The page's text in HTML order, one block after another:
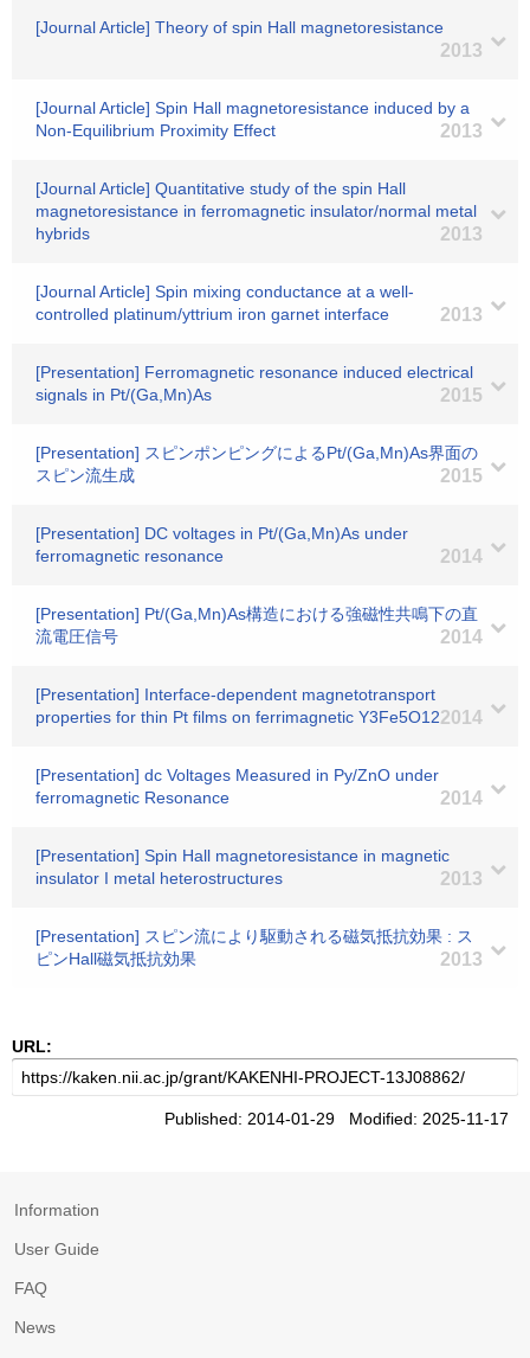
[Journal Article] Theory of spin Hall magnetoresistance
2013
[Journal Article] Spin Hall magnetoresistance induced by a
Non-Equilibrium Proximity Effect
2013
[Journal Article] Quantitative study of the spin Hall
magnetoresistance in ferromagnetic insulator/normal metal
hybrids
2013
[Journal Article] Spin mixing conductance at a well-
controlled platinum/yttrium iron garnet interface
2013
[Presentation] Ferromagnetic resonance induced electrical
signals in Pt/(Ga,Mn)As
2015
[Presentation] スピンポンピングによるPt/(Ga,Mn)As界面の
スピン流生成
2015
[Presentation] DC voltages in Pt/(Ga,Mn)As under
ferromagnetic resonance
2014
[Presentation] Pt/(Ga,Mn)As構造における強磁性共鳴下の直
流電圧信号
2014
[Presentation] Interface-dependent magnetotransport
properties for thin Pt films on ferrimagnetic Y3Fe5O122014
[Presentation] dc Voltages Measured in Py/ZnO under
ferromagnetic Resonance
2014
[Presentation] Spin Hall magnetoresistance in magnetic
insulator I metal heterostructures
2013
[Presentation] スピン流により駆動される磁気抵抗効果 : ス
ピンHall磁気抵抗効果
2013
URL:
Published: 2014-01-29 Modified: 2025-11-17
Information
User Guide
FAQ
News